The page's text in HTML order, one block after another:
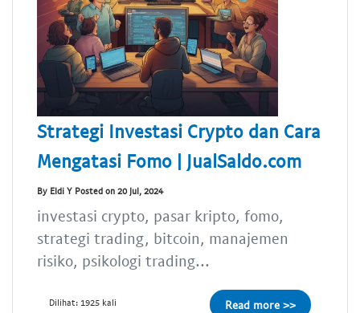
Strategi Investasi Crypto dan Cara
Mengatasi Fomo | JualSaldo.com
By Eldi Y Posted on 20 Jul, 2024
investasi crypto, pasar kripto, fomo,
strategi trading, bitcoin, manajemen
risiko, psikologi trading...
Dilihat: 1925 kali Read more >>